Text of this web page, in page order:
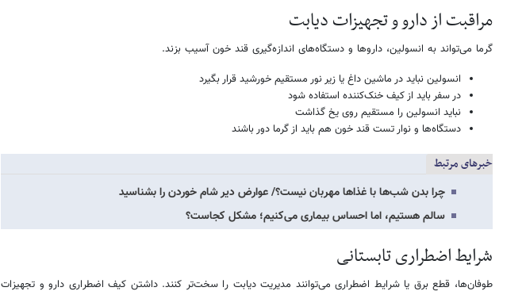
مراقبت از دارو و تجهیزات دیابت
گرما می‌تواند به انسولین، داروها و دستگاه‌های اندازه‌گیری قند خون آسیب بزند.
انسولین نباید در ماشین داغ یا زیر نور مستقیم خورشید قرار بگیرد
در سفر باید از کیف خنک‌کننده استفاده شود
نباید انسولین را مستقیم روی یخ گذاشت
دستگاه‌ها و نوار تست قند خون هم باید از گرما دور باشند
خبرهای مرتبط
چرا بدن شب‌ها با غذاها مهربان نیست؟/ عوارض دیر شام خوردن را بشناسید
سالم هستیم، اما احساس بیماری می‌کنیم؛ مشکل کجاست؟
شرایط اضطراری تابستانی
طوفان‌ها، قطع برق یا شرایط اضطراری می‌توانند مدیریت دیابت را سخت‌تر کنند. داشتن کیف اضطراری دارو و تجهیزات